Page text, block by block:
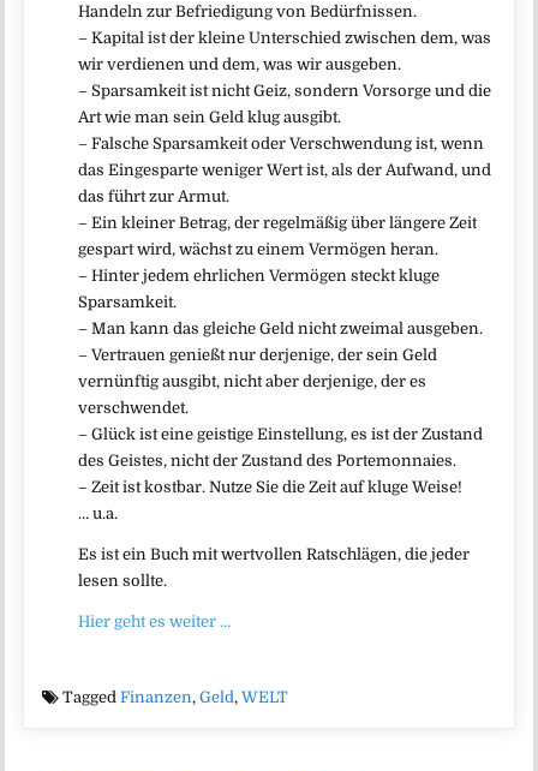
Handeln zur Befriedigung von Bedürfnissen.
– Kapital ist der kleine Unterschied zwischen dem, was
wir verdienen und dem, was wir ausgeben.
– Sparsamkeit ist nicht Geiz, sondern Vorsorge und die
Art wie man sein Geld klug ausgibt.
– Falsche Sparsamkeit oder Verschwendung ist, wenn
das Eingesparte weniger Wert ist, als der Aufwand, und
das führt zur Armut.
– Ein kleiner Betrag, der regelmäßig über längere Zeit
gespart wird, wächst zu einem Vermögen heran.
– Hinter jedem ehrlichen Vermögen steckt kluge
Sparsamkeit.
– Man kann das gleiche Geld nicht zweimal ausgeben.
– Vertrauen genießt nur derjenige, der sein Geld
vernünftig ausgibt, nicht aber derjenige, der es
verschwendet.
– Glück ist eine geistige Einstellung, es ist der Zustand
des Geistes, nicht der Zustand des Portemonnaies.
– Zeit ist kostbar. Nutze Sie die Zeit auf kluge Weise!
… u.a.
Es ist ein Buch mit wertvollen Ratschlägen, die jeder
lesen sollte.
Hier geht es weiter …
TaggedFinanzen,Geld ,WELT